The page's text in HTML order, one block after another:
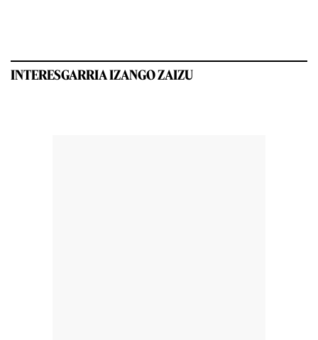
INTERESGARRIA IZANGO ZAIZU